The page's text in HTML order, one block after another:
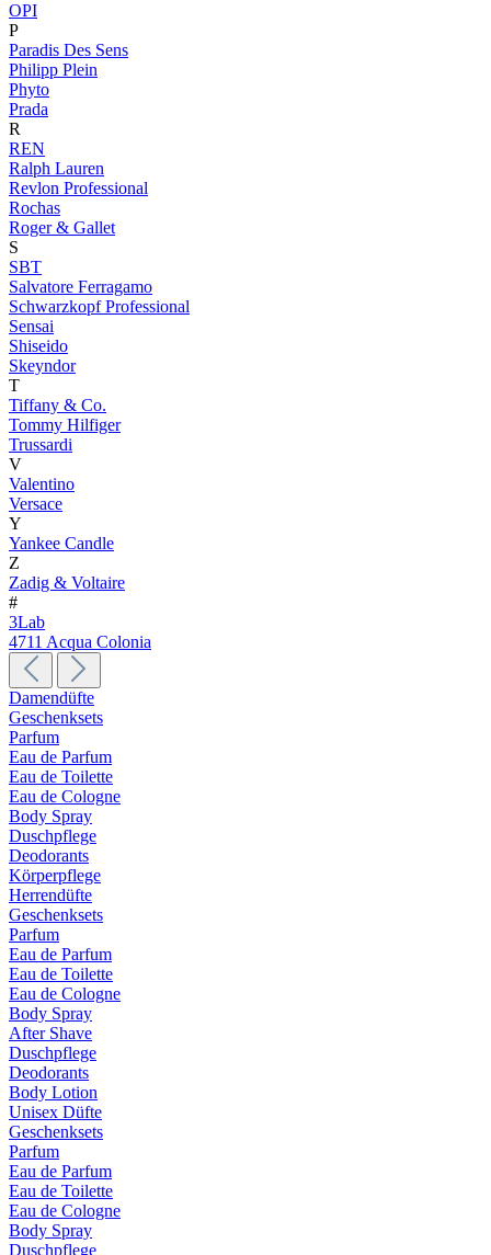
OPI
P
Paradis Des Sens
Philipp Plein
Phyto
Prada
R
REN
Ralph Lauren
Revlon Professional
Rochas
Roger & Gallet
S
SBT
Salvatore Ferragamo
Schwarzkopf Professional
Sensai
Shiseido
Skeyndor
T
Tiffany & Co.
Tommy Hilfiger
Trussardi
V
Valentino
Versace
Y
Yankee Candle
Z
Zadig & Voltaire
#
3Lab
4711 Acqua Colonia
Damendüfte
Geschenksets
Parfum
Eau de Parfum
Eau de Toilette
Eau de Cologne
Body Spray
Duschpflege
Deodorants
Körperpflege
Herrendüfte
Geschenksets
Parfum
Eau de Parfum
Eau de Toilette
Eau de Cologne
Body Spray
After Shave
Duschpflege
Deodorants
Body Lotion
Unisex Düfte
Geschenksets
Parfum
Eau de Parfum
Eau de Toilette
Eau de Cologne
Body Spray
Duschpflege